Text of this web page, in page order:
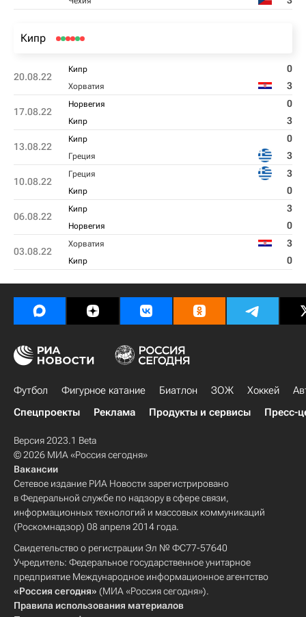
Кипр
20.08.22
Кипр 0
Хорватия 3
17.08.22
Норвегия 0
Кипр 3
13.08.22
Кипр 0
Греция 3
10.08.22
Греция 3
Кипр 0
06.08.22
Кипр 3
Норвегия 0
03.08.22
Хорватия 3
Кипр 0
Футбол Фигурное катание Биатлон ЗОЖ Хоккей
Спецпроекты
Реклама Продукты и сервисы Пресс-
Версия 2023.1 Beta
© 2026 МИА «Россия сегодня»
Вакансии
Сетевое издание РИА Новости зарегистрировано
в Федеральной службе по надзору в сфере связи,
информационных технологий и массовых коммуникаций
(Роскомнадзор) 08 апреля 2014 года.
Свидетельство о регистрации Эл № ФС77-57640
Учредитель: Федеральное государственное унитарное
предприятие Международное информационное агентство
«Россия сегодня» (МИА «Россия сегодня»).
Правила использования материалов